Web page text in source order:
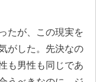
たが、この現実を
がした。先決なの
も男性も同じであ